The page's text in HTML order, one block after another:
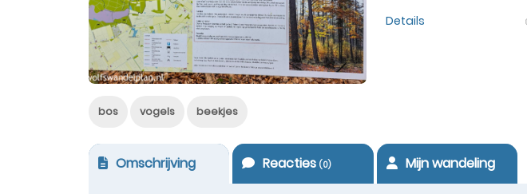
Details
bos vogels beekjes
Omschrijving Reacties(0) Mijn wandeling